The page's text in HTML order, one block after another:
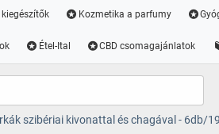
Kozmetika a parfumy
Étel-Ital CBD csomagajánlatok
szibériai kivonattal és chagával - 6db/